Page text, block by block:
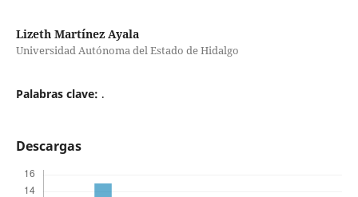
Lizeth Martínez Ayala
Universidad Autónoma del Estado de Hidalgo
Palabras clave: .
Descargas